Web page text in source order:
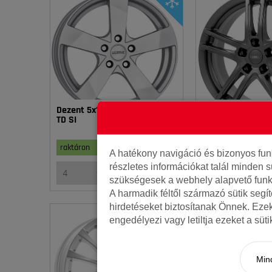
Dezent 5x112 7.5x17 ET28 66.6
TD SI
34 990 Ft/ db
raktáron
KOSÁRBA
raktáron
A hatékony navigáció és bizonyos
részletes információkat talál minden
szükségesek a webhely alapvető
A harmadik féltől származó sütik
hirdetéseket biztosítanak Önnek.
engedélyezi vagy letiltja ezeket a